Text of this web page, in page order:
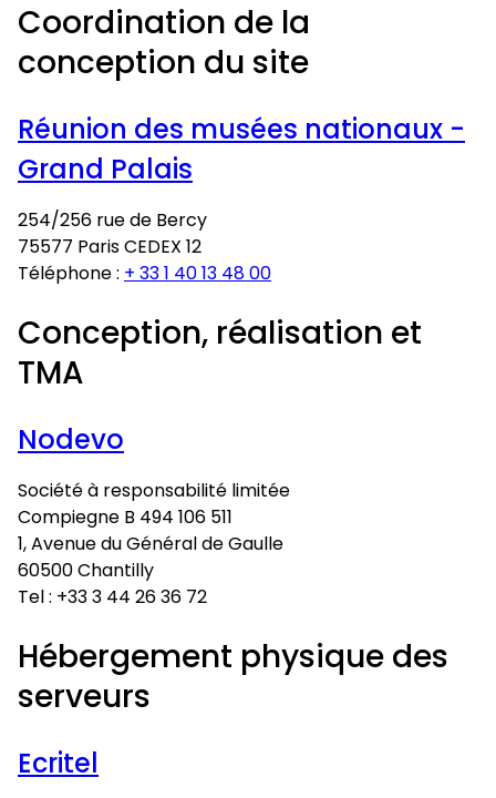
Coordination de la
conception du site
Réunion des musées nationaux -
Grand Palais
254/256 rue de Bercy
75577 Paris CEDEX 12
Téléphone : + 33 1 40 13 48 00
Conception, réalisation et
TMA
Nodevo
Société à responsabilité limitée
Compiegne B 494 106 511
1, Avenue du Général de Gaulle
60500 Chantilly
Tel : +33 3 44 26 36 72
Hébergement physique des
serveurs
Ecritel